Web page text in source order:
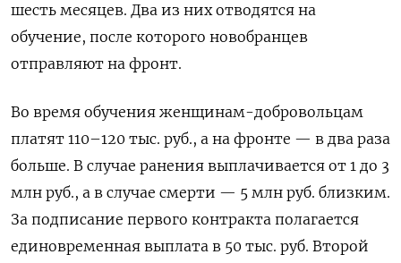
шесть месяцев. Два из них отводятся на
обучение, после которого новобранцев
отправляют на фронт.
Во время обучения женщинам-добровольцам
платят 110–120 тыс. руб., а на фронте — в два раза
больше. В случае ранения выплачивается от 1 до 3
млн руб., а в случае смерти — 5 млн руб. близким.
За подписание первого контракта полагается
единовременная выплата в 50 тыс. руб. Второй